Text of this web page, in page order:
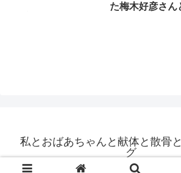
た梅木好彦さん
私とおばあちゃんと献体と散骨
グ
© 2020 私とおばあちゃんと献体と散骨